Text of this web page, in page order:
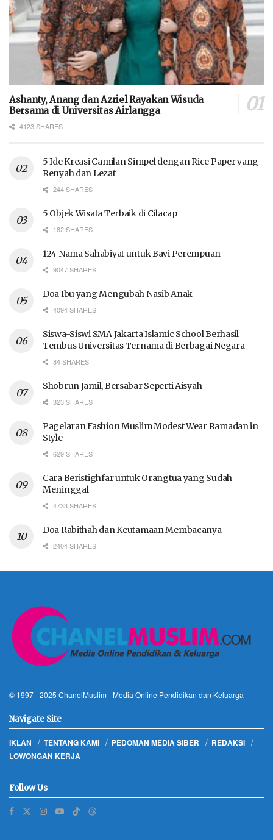
Ashanty, Anang dan Azriel Rayakan Wisuda
Bersama di Universitas Airlangga
4123 SHARES
5 Ide Kreasi Camilan Simpel dengan Rice Paper yang
Renyah dan Lezat
244 SHARES
5 Objek Wisata Terbaik di Cilacap
182 SHARES
124 Nama Sahabiyat untuk Bayi Perempuan
9047 SHARES
Doa Ibu yang Mengubah Nasib Anak
4094 SHARES
Siswa-Siswi SMA Jakarta Islamic School Berhasil
Tembus Universitas Ternama di Berbagai Negara
84 SHARES
Shobrun Jamil, Bersabar Seperti Aisyah
323 SHARES
Pagelaran Fashion Muslim Modest Wear Ramadan in
Style
629 SHARES
Cara Beristighfar untuk Orangtua yang Sudah
Meninggal
4733 SHARES
Doa Rabithah dan Keutamaan Membacanya
2404 SHARES
© 1997 - 2025 ChanelMuslim - Media Online Pendidikan dan Keluarga
Navigate Site
IKLAN TENTANG KAMI PEDOMAN MEDIA SIBER
REDAKSI
LOWONGAN KERJA
Follow Us